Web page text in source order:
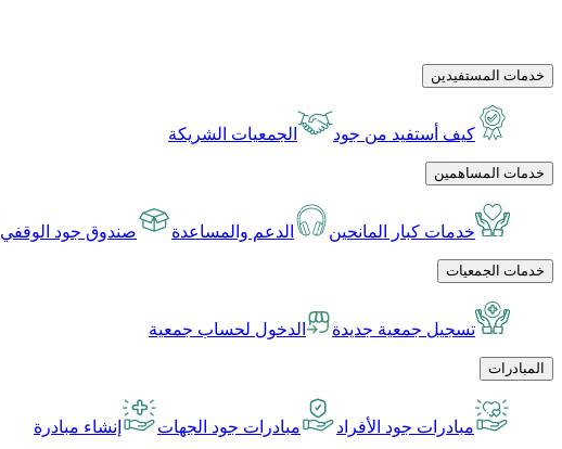
خدمات المستفيدين
كيف أستفيد من جود الجمعيات الشريكة
خدمات المساهمين
خدمات كبار المانحين الدعم والمساعدة صندوق جود الوقفي
خدمات الجمعيات
تسجيل جمعية جديدة الدخول لحساب جمعية
المبادرات
مبادرات جود الأفراد مبادرات جود الجهات إنشاء مبادرة